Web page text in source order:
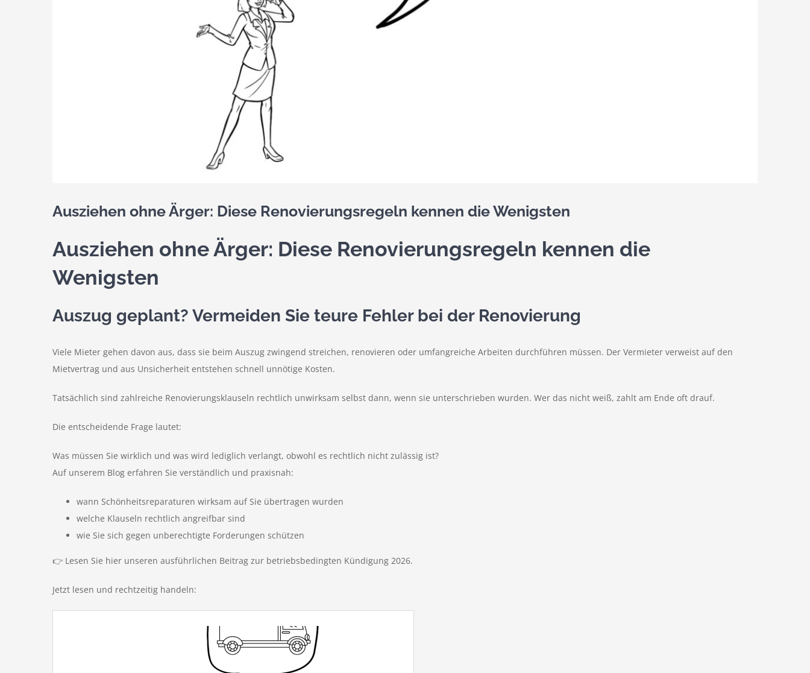
Ausziehen ohne Ärger: Diese Renovierungsregeln kennen die Wenigsten
Ausziehen ohne Ärger: Diese Renovierungsregeln kennen die
Wenigsten
Auszug geplant? Vermeiden Sie teure Fehler bei der Renovierung
Viele Mieter gehen davon aus, dass sie beim Auszug zwingend streichen, renovieren oder umfangreiche Arbeiten durchführen müssen. Der Vermieter verweist auf den
Mietvertrag und aus Unsicherheit entstehen schnell unnötige Kosten.
Tatsächlich sind zahlreiche Renovierungsklauseln rechtlich unwirksam selbst dann, wenn sie unterschrieben wurden. Wer das nicht weiß, zahlt am Ende oft drauf.
Die entscheidende Frage lautet:
Was müssen Sie wirklich und was wird lediglich verlangt, obwohl es rechtlich nicht zulässig ist?
Auf unserem Blog erfahren Sie verständlich und praxisnah:
wann Schönheitsreparaturen wirksam auf Sie übertragen wurden
welche Klauseln rechtlich angreifbar sind
wie Sie sich gegen unberechtigte Forderungen schützen
👉 Lesen Sie hier unseren ausführlichen Beitrag zur betriebsbedingten Kündigung 2026.
Jetzt lesen und rechtzeitig handeln: